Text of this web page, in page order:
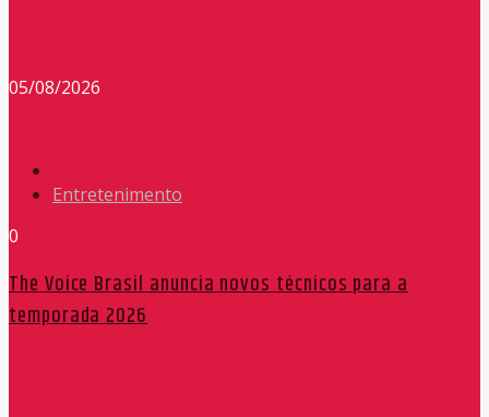
05/08/2026
Entretenimento
0
The Voice Brasil anuncia novos técnicos para a
temporada 2026